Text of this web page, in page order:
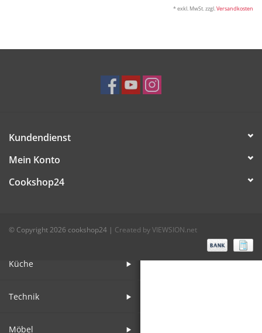
Aufsteller
Tafeln
Berufsbekleidung
Küche
Technik
Möbel
* exkl. MwSt. zzgl.Versandkosten
Kundendienst
Mein Konto
Cookshop24
© Copyright 2026 cookshop24 | Created by VIEWSION.net